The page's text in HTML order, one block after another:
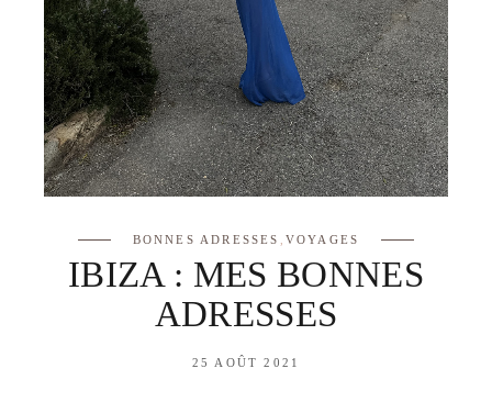
BONNES ADRESSES VOYAGES
IBIZA : MES BONNES
ADRESSES
25 AOÛT 2021